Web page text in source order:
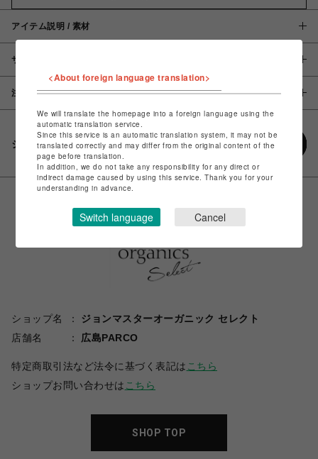
アイテム説明 / 素材
サイズ
注意事項
シェアする
ショップ名
ジョンマスターオーガニック セレクト
店舗名
広島PARCO
特定商取引法など法令に基づく表記は こちら
ショップお問い合わせは こちら
SHOP TOP
<About foreign language translation>
We will translate the homepage into a foreign language using the
automatic translation service.
Since this service is an automatic translation system, it may not be
translated correctly and may differ from the original content of the
page before translation.
In addition, we do not take any responsibility for any direct or
indirect damage caused by using this service. Thank you for your
understanding in advance.
Switch language Cancel